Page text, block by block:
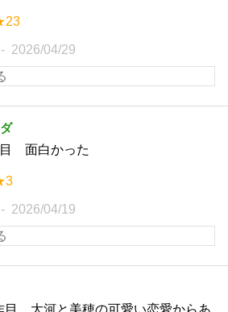
2026/04/29
面白かった
2026/04/19
目 大河と美穂の可愛い恋愛からあ